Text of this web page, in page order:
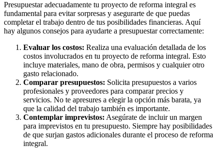
Presupuestar adecuadamente tu proyecto de reforma integral es
fundamental para evitar sorpresas y asegurarte de que puedas
completar el trabajo dentro de tus posibilidades financieras. Aquí
hay algunos consejos para ayudarte a presupuestar correctamente:
Evaluar los costos: Realiza una evaluación detallada de los
costos involucrados en tu proyecto de reforma integral. Esto
incluye materiales, mano de obra, permisos y cualquier otro
gasto relacionado.
Comparar presupuestos: Solicita presupuestos a varios
profesionales y proveedores para comparar precios y
servicios. No te apresures a elegir la opción más barata, ya
que la calidad del trabajo también es importante.
Contemplar imprevistos: Asegúrate de incluir un margen
para imprevistos en tu presupuesto. Siempre hay posibilidades
de que surjan gastos adicionales durante el proceso de reforma
integral.